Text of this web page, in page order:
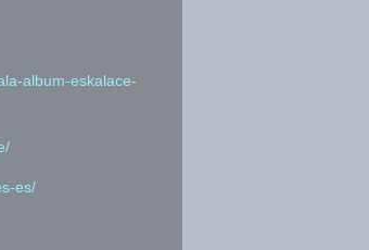
album-eskalace-
es/